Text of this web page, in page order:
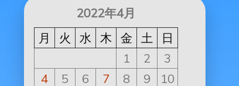
2022年4月
月
火 水 木 金 土
日
1
2
3
4
5 6 7 8 9
10